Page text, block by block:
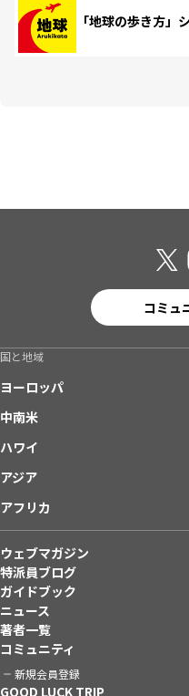
「地球の歩き方」
コミュ
国と地域
ヨーロッパ
中南米
ハワイ
アジア
アフリカ
ウェブマガジン
特派員ブログ
ガイドブック
ニュース
著者一覧
コミュニティ
新規会員登録
GOOD LUCK TRIP